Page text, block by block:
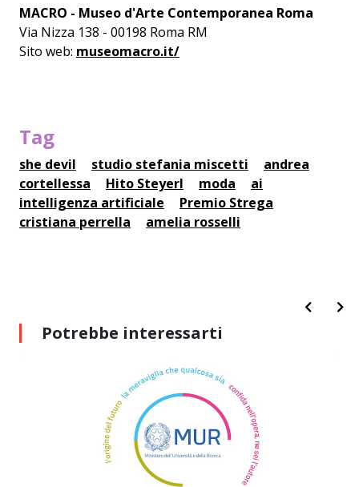
MACRO - Museo d'Arte Contemporanea Roma
Via Nizza 138 - 00198 Roma RM
Sito web: museomacro.it/
Tag
she devil studio stefania miscetti
andrea
cortellessa
Hito Steyerl moda
ai
intelligenza artificiale
Premio Strega
cristiana perrella
amelia rosselli
Potrebbe interessarti